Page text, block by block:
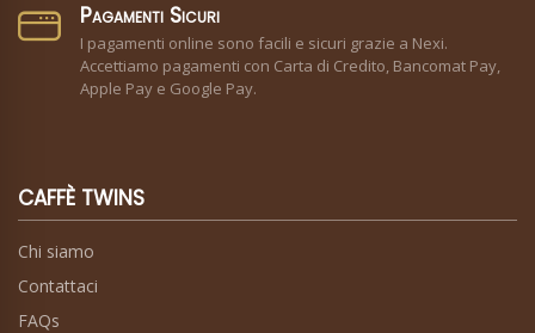
Pagamenti Sicuri
I pagamenti online sono facili e sicuri grazie a Nexi.
Accettiamo pagamenti con Carta di Credito, Bancomat Pay,
Apple Pay e Google Pay.
CAFFÈ TWINS
Chi siamo
Contattaci
FAQs